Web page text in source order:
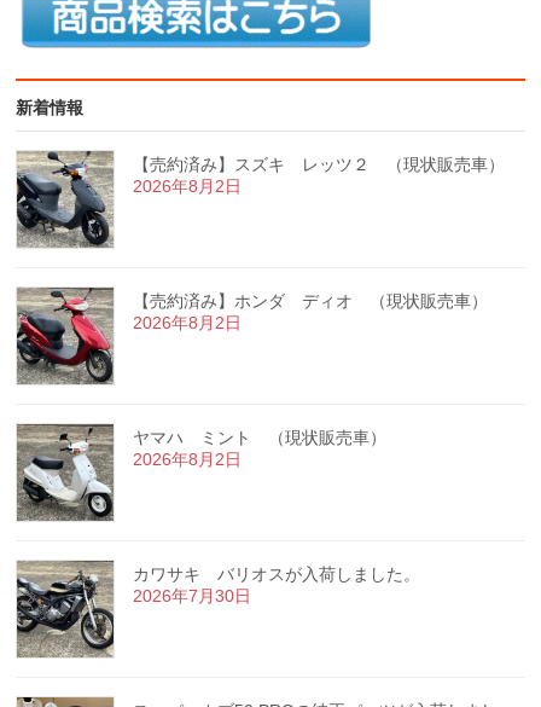
新着情報
【売約済み】スズキ レッツ２ （現状販売車）
2026年8月2日
【売約済み】ホンダ ディオ （現状販売車）
2026年8月2日
ヤマハ ミント （現状販売車）
2026年8月2日
カワサキ バリオスが入荷しました。
2026年7月30日